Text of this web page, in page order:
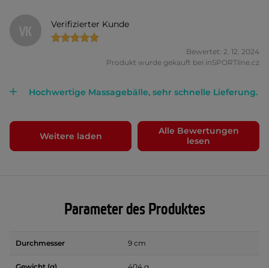
VK Verifizierter Kunde
Bewertet: 2. 12. 2024
Produkt wurde gekauft bei inSPORTline.cz
Hochwertige Massagebälle, sehr schnelle Lieferung.
Weitere laden
Alle Bewertungen
lesen
Parameter des Produktes
Durchmesser 9 cm